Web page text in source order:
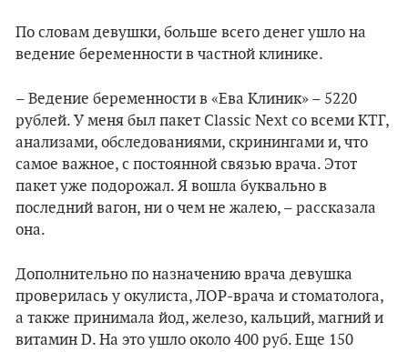
По словам девушки, больше всего денег ушло на
ведение беременности в частной клинике.
– Ведение беременности в «Ева Клиник» – 5220
рублей. У меня был пакет Classic Next со всеми КТГ,
анализами, обследованиями, скринингами и, что
самое важное, с постоянной связью врача. Этот
пакет уже подорожал. Я вошла буквально в
последний вагон, ни о чем не жалею, – рассказала
она.
Дополнительно по назначению врача девушка
проверилась у окулиста, ЛОР-врача и стоматолога,
а также принимала йод, железо, кальций, магний и
витамин D. На это ушло около 400 руб. Еще 150